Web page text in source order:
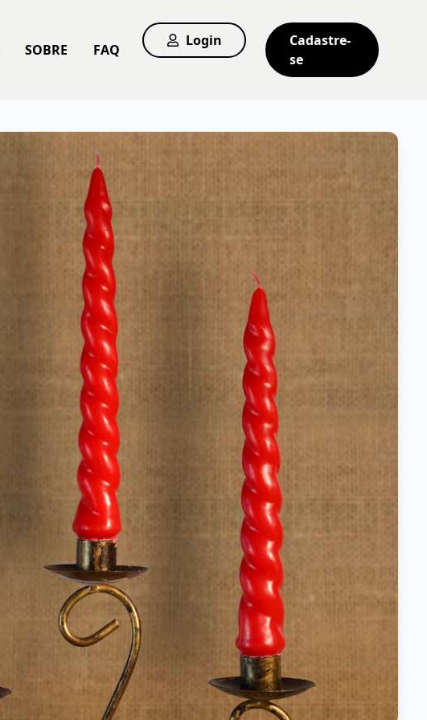
SOBRE FAQ
Login
Cadastre-
se